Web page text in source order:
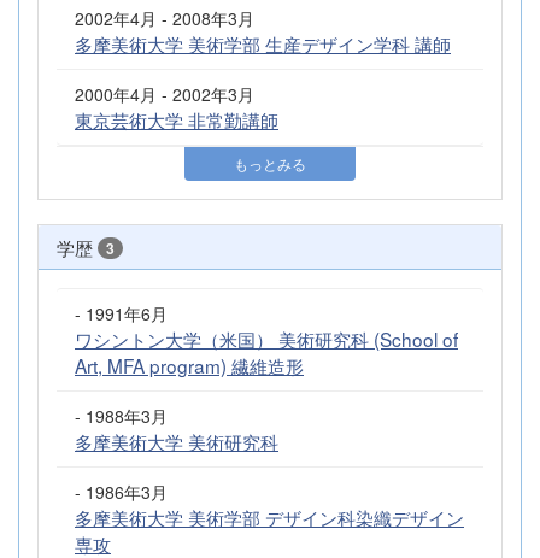
2002年4月 - 2008年3月
多摩美術大学 美術学部 生産デザイン学科 講師
2000年4月 - 2002年3月
東京芸術大学 非常勤講師
もっとみる
学歴 3
- 1991年6月
ワシントン大学（米国） 美術研究科 (School of
Art, MFA program) 繊維造形
- 1988年3月
多摩美術大学 美術研究科
- 1986年3月
多摩美術大学 美術学部 デザイン科染織デザイン
専攻